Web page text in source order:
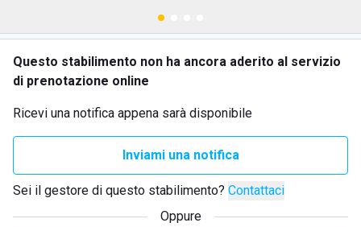
Questo stabilimento non ha ancora aderito al servizio
di prenotazione online
Ricevi una notifica appena sarà disponibile
Inviami una notifica
Sei il gestore di questo stabilimento? Contattaci
Oppure